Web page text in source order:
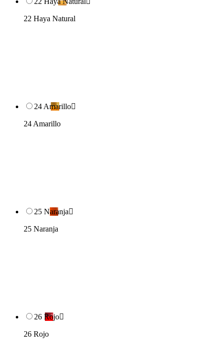
22 Haya Natural
24 Amarillo
24 Amarillo
25 Naranja
25 Naranja
26 Rojo
26 Rojo